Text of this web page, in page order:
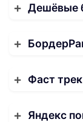
Дешёвые
Фаст
Яндекс